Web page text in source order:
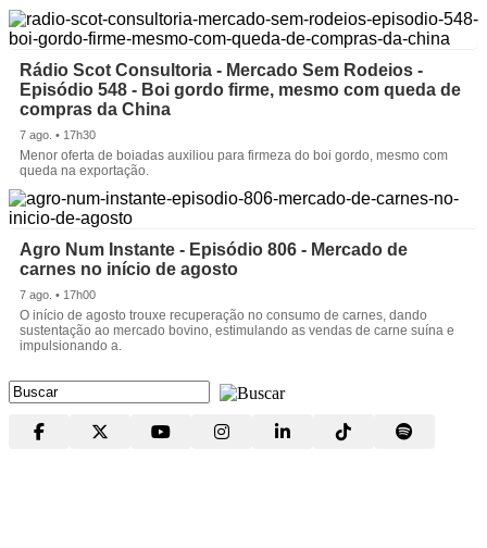
Rádio Scot Consultoria - Mercado Sem Rodeios -
Episódio 548 - Boi gordo firme, mesmo com queda de
compras da China
7 ago. • 17h30
Menor oferta de boiadas auxiliou para firmeza do boi gordo, mesmo com
queda na exportação.
Agro Num Instante - Episódio 806 - Mercado de
carnes no início de agosto
7 ago. • 17h00
O início de agosto trouxe recuperação no consumo de carnes, dando
sustentação ao mercado bovino, estimulando as vendas de carne suína e
impulsionando a.